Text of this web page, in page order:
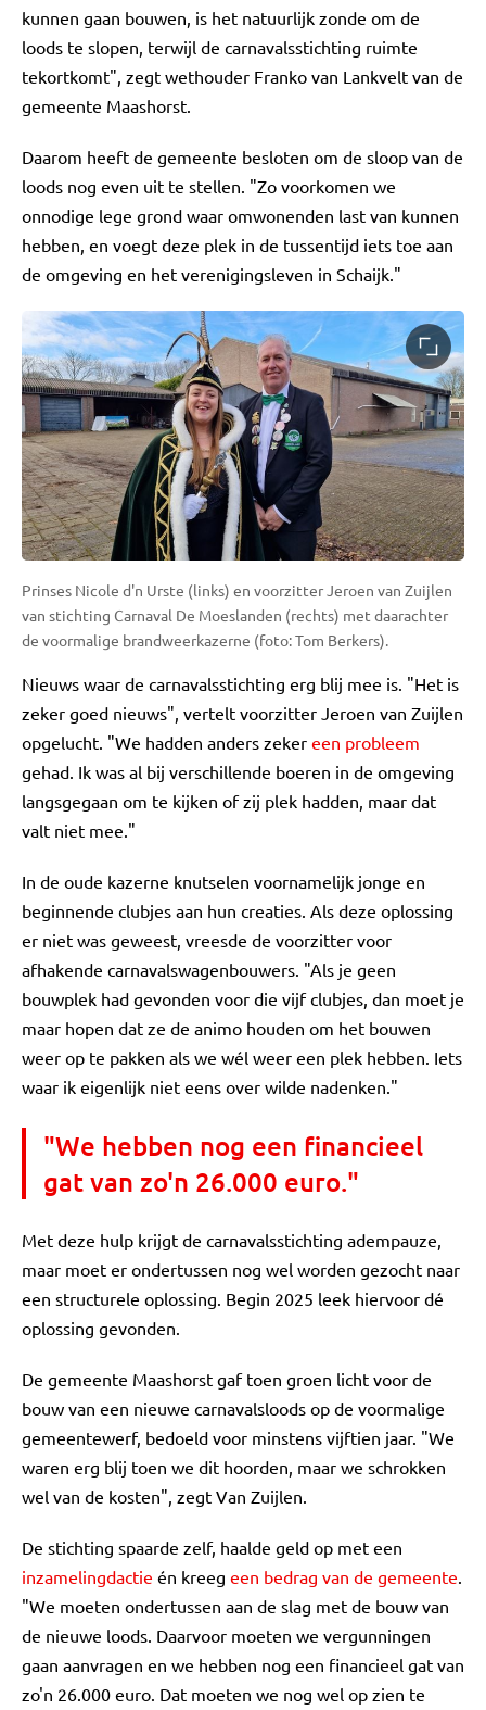
kunnen gaan bouwen, is het natuurlijk zonde om de
loods te slopen, terwijl de carnavalsstichting ruimte
tekortkomt", zegt wethouder Franko van Lankvelt van de
gemeente Maashorst.
Daarom heeft de gemeente besloten om de sloop van de
loods nog even uit te stellen. "Zo voorkomen we
onnodige lege grond waar omwonenden last van kunnen
hebben, en voegt deze plek in de tussentijd iets toe aan
de omgeving en het verenigingsleven in Schaijk."
Prinses Nicole d'n Urste (links) en voorzitter Jeroen van Zuijlen
van stichting Carnaval De Moeslanden (rechts) met daarachter
de voormalige brandweerkazerne (foto: Tom Berkers).
Nieuws waar de carnavalsstichting erg blij mee is. "Het is
zeker goed nieuws", vertelt voorzitter Jeroen van Zuijlen
opgelucht. "We hadden anders zeker een probleem
gehad. Ik was al bij verschillende boeren in de omgeving
langsgegaan om te kijken of zij plek hadden, maar dat
valt niet mee."
In de oude kazerne knutselen voornamelijk jonge en
beginnende clubjes aan hun creaties. Als deze oplossing
er niet was geweest, vreesde de voorzitter voor
afhakende carnavalswagenbouwers. "Als je geen
bouwplek had gevonden voor die vijf clubjes, dan moet je
maar hopen dat ze de animo houden om het bouwen
weer op te pakken als we wél weer een plek hebben. Iets
waar ik eigenlijk niet eens over wilde nadenken."
"We hebben nog een financieel
gat van zo'n 26.000 euro."
Met deze hulp krijgt de carnavalsstichting adempauze,
maar moet er ondertussen nog wel worden gezocht naar
een structurele oplossing. Begin 2025 leek hiervoor dé
oplossing gevonden.
De gemeente Maashorst gaf toen groen licht voor de
bouw van een nieuwe carnavalsloods op de voormalige
gemeentewerf, bedoeld voor minstens vijftien jaar. "We
waren erg blij toen we dit hoorden, maar we schrokken
wel van de kosten", zegt Van Zuijlen.
De stichting spaarde zelf, haalde geld op met een
inzamelingdactie én kreeg een bedrag van de gemeente
"We moeten ondertussen aan de slag met de bouw van
de nieuwe loods. Daarvoor moeten we vergunningen
gaan aanvragen en we hebben nog een financieel gat van
zo'n 26.000 euro. Dat moeten we nog wel op zien te